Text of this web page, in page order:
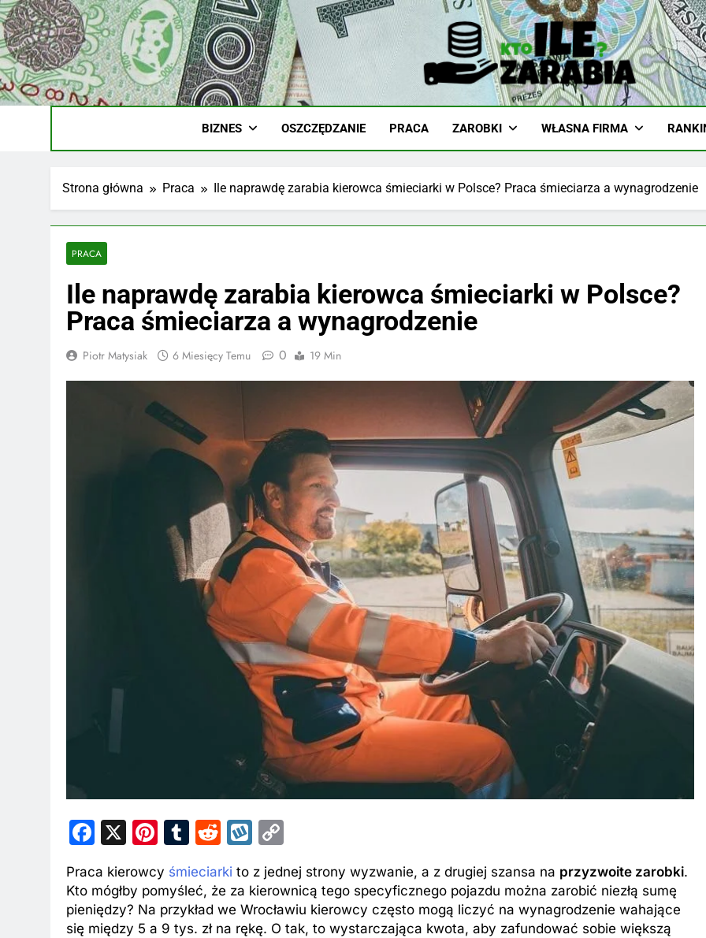
Skip
to
content
Ile-Zarabia.edu.pl
Zarobki Gwiazd, Ciekawostki I Biznes
BIZNES OSZCZĘDZANIE PRACA ZAROBKI WŁASNA FIRMA
Strona główna Praca Ile naprawdę zarabia kierowca śmieciarki w Polsce? Praca śmieciarza a wynagrodzenie
PRACA
Ile naprawdę zarabia kierowca śmieciarki w Polsce?
Praca śmieciarza a wynagrodzenie
Piotr Matysiak 6 Miesięcy Temu 0 19 Min
Facebook
X Pinterest
Tumblr
RedditWykop
Praca kierowcy śmieciarki to z jednej strony wyzwanie, a z drugiej szansa na przyzwoite zarobki.
Kto mógłby pomyśleć, że za kierownicą tego specyficznego pojazdu można zarobić niezłą sumę
pieniędzy? Na przykład we Wrocławiu kierowcy często mogą liczyć na wynagrodzenie wahające
się między 5 a 9 tys. zł na rękę. O tak, to wystarczająca kwota, aby zafundować sobie większą